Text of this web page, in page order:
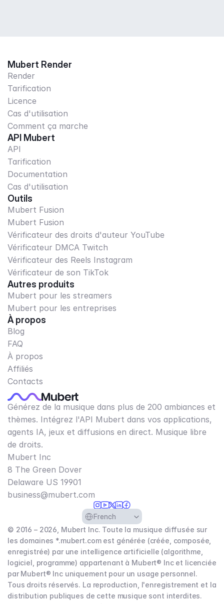
Mubert Render
Render
Tarification
Licence
Cas d'utilisation
Comment ça marche
API Mubert
API
Tarification
Documentation
Cas d'utilisation
Outils
Mubert Fusion
Mubert Fusion
Vérificateur des droits d'auteur YouTube
Vérificateur DMCA Twitch
Vérificateur des Reels Instagram
Vérificateur de son TikTok
Autres produits
Mubert pour les streamers
Mubert pour les entreprises
À propos
Blog
FAQ
À propos
Affiliés
Contacts
Générez de la musique dans plus de 200 ambiances et
thèmes. Intégrez l'API Mubert dans vos applications,
agents IA, jeux et diffusions en direct. Musique libre
de droits.
Mubert Inc
8 The Green Dover
Delaware US 19901​
business@mubert.com
Select Language
French
© 2016 – 2026, Mubert Inc. Toute la musique diffusée sur
les domaines *.mubert.com est générée (créée, composée,
enregistrée) par une intelligence artificielle (algorithme,
logiciel, programme) appartenant à Mubert® Inc et licenciée
par Mubert® Inc uniquement pour un usage personnel.
Tous droits réservés. La reproduction, l'enregistrement et la
distribution publiques de cette musique sont interdites.